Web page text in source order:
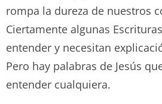
rompa la dureza de nuestros
Ciertamente algunas
entender y necesitan
Pero hay palabras de Jesús
entender cualquiera.